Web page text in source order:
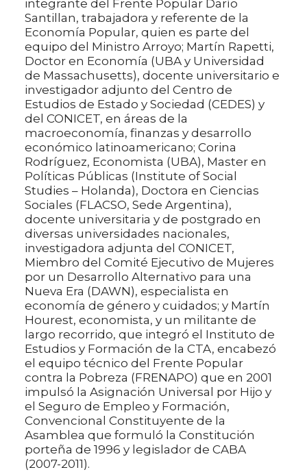
integrante del Frente Popular Darío
Santillan, trabajadora y referente de la
Economía Popular, quien es parte del
equipo del Ministro Arroyo; Martín Rapetti,
Doctor en Economía (UBA y Universidad
de Massachusetts), docente universitario e
investigador adjunto del Centro de
Estudios de Estado y Sociedad (CEDES) y
del CONICET, en áreas de la
macroeconomía, finanzas y desarrollo
económico latinoamericano; Corina
Rodríguez, Economista (UBA), Master en
Políticas Públicas (Institute of Social
Studies – Holanda), Doctora en Ciencias
Sociales (FLACSO, Sede Argentina),
docente universitaria y de postgrado en
diversas universidades nacionales,
investigadora adjunta del CONICET,
Miembro del Comité Ejecutivo de Mujeres
por un Desarrollo Alternativo para una
Nueva Era (DAWN), especialista en
economía de género y cuidados; y Martín
Hourest, economista, y un militante de
largo recorrido, que integró el Instituto de
Estudios y Formación de la CTA, encabezó
el equipo técnico del Frente Popular
contra la Pobreza (FRENAPO) que en 2001
impulsó la Asignación Universal por Hijo y
el Seguro de Empleo y Formación,
Convencional Constituyente de la
Asamblea que formuló la Constitución
porteña de 1996 y legislador de CABA
(2007-2011).